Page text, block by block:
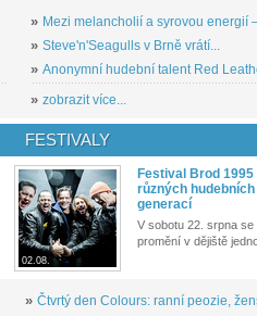
» Mezi melancholií a syrovou energií
» Steve'n'Seagulls v Brně vrátí...
» Anonymní hudební talent Red
» zobrazit více...
FESTIVALY
02.08.
Festival Brod
různých hudebních
generací
V sobotu 22. srpna
promění v dějiště
» Čtvrtý den Colours: ranní peozie,